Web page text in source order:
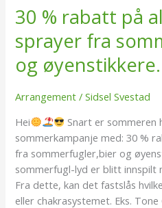
30 % rabatt på
sprayer fra
og øyenstikkere.
Arrangement /Sidsel Svestad
Hei
Snart er
sommerkampanje med: 30 %
fra sommerfugler,bier og
sommerfugl-lyd er blitt innspilt
Fra dette, kan det fastslås
eller chakrasystemet. Eks.